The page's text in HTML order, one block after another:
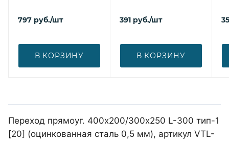
797 руб./шт
В КОРЗИНУ
391 руб./шт
В КОРЗИНУ
Переход прямоуг. 400х200/300х250 L-300 тип-1
[20] (оцинкованная сталь 0,5 мм), артикул VTL-